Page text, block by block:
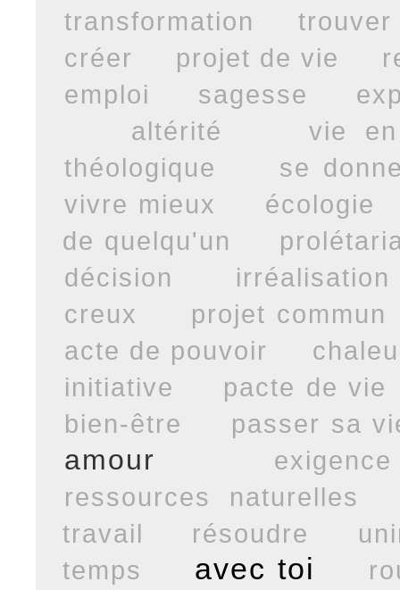
transformation
trouver
créer
projet de vie
emploi
sagesse
altérité
vie
théologique
se
vivre mieux
écologie
de quelqu'un
décision
irréalisation
creux
projet commun
acte de pouvoir
initiative
pacte de vie
bien-être
passer sa
amour
ressources naturelles
travail
résoudre
temps
avec toi